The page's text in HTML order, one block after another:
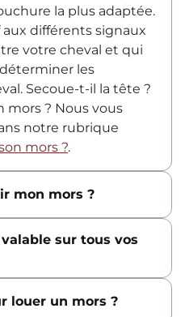
la plus adaptée.
différents signaux
votre cheval et qui
les
Secoue-t-il la tête ?
mors ? Nous vous
notre rubrique
mors ?.
mon mors ?
sur tous vos
louer un mors ?